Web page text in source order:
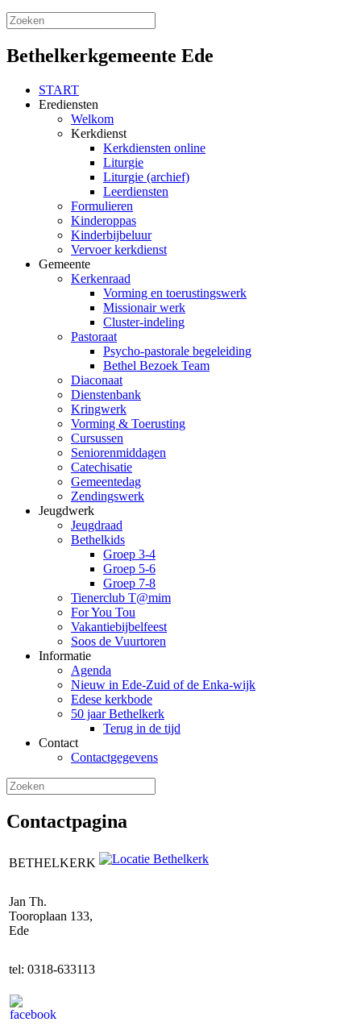
Bethelkerkgemeente Ede
START
Erediensten
Welkom
Kerkdienst
Kerkdiensten online
Liturgie
Liturgie (archief)
Leerdiensten
Formulieren
Kinderoppas
Kinderbijbeluur
Vervoer kerkdienst
Gemeente
Kerkenraad
Vorming en toerustingswerk
Missionair werk
Cluster-indeling
Pastoraat
Psycho-pastorale begeleiding
Bethel Bezoek Team
Diaconaat
Dienstenbank
Kringwerk
Vorming & Toerusting
Cursussen
Seniorenmiddagen
Catechisatie
Gemeentedag
Zendingswerk
Jeugdwerk
Jeugdraad
Bethelkids
Groep 3-4
Groep 5-6
Groep 7-8
Tienerclub T@mim
For You Tou
Vakantiebijbelfeest
Soos de Vuurtoren
Informatie
Agenda
Nieuw in Ede-Zuid of de Enka-wijk
Edese kerkbode
50 jaar Bethelkerk
Terug in de tijd
Contact
Contactgegevens
Contactpagina
BETHELKERK
Jan Th.
Tooroplaan 133,
Ede
tel: 0318-633113